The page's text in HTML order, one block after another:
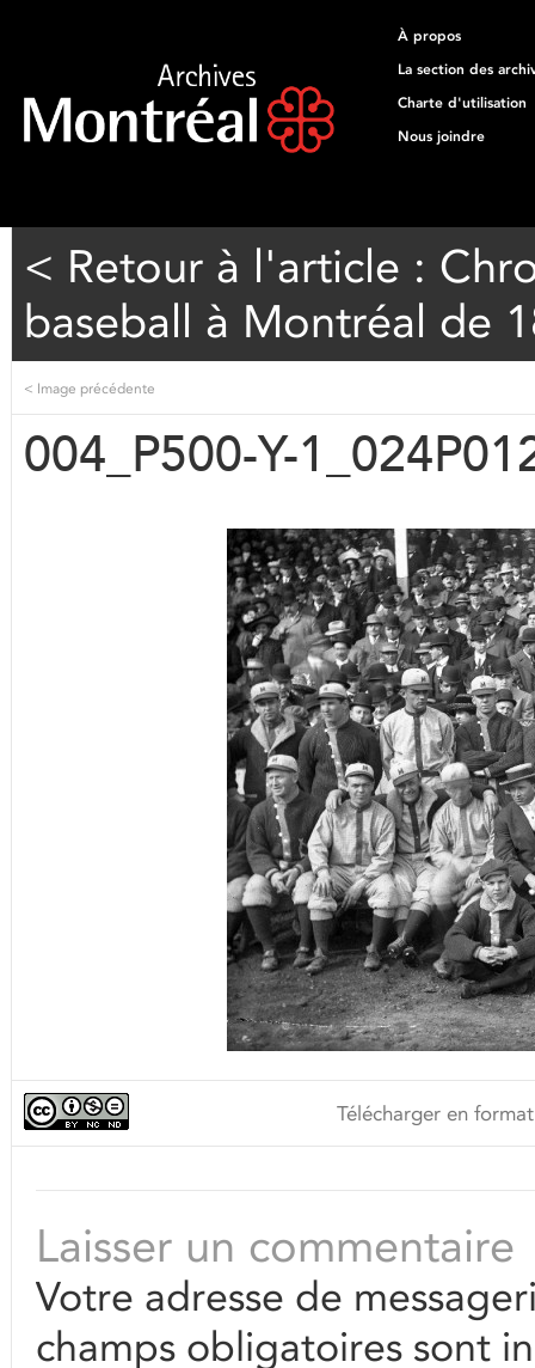
À propos
La section des
Charte d'utilisation
Nous joindre
< Retour à l'article :
baseball à Montréal de
< Image précédente
004_P500-Y-
Télécharger en
Laisser un commentaire
Votre adresse de
champs obligatoires sont